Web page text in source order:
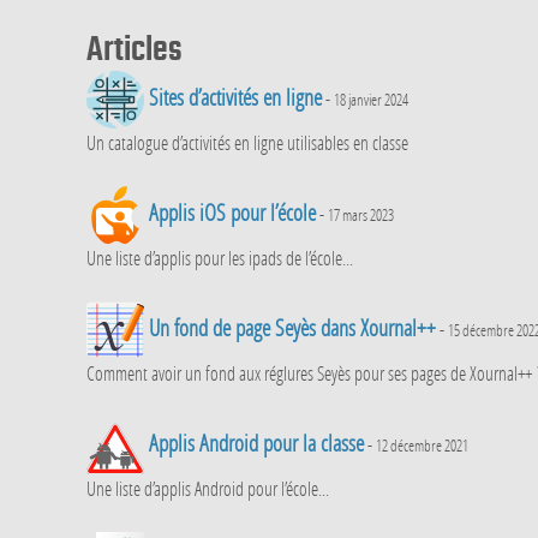
Articles
Sites d’activités en ligne- 18 janvier 2024
Un catalogue d’activités en ligne utilisables en classe
Applis iOS pour l’école- 17 mars 2023
Une liste d’applis pour les ipads de l’école...
Un fond de page Seyès dans Xournal++- 15 décembre
Comment avoir un fond aux réglures Seyès pour ses pages de Xournal++
Applis Android pour la classe- 12 décembre 2021
Une liste d’applis Android pour l’école...